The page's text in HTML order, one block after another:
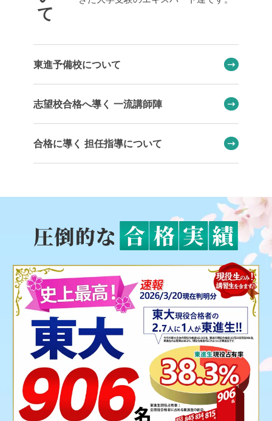
て
東進予備校について
志望校合格へ導く 一流講師陣
合格に導く 担任指導について